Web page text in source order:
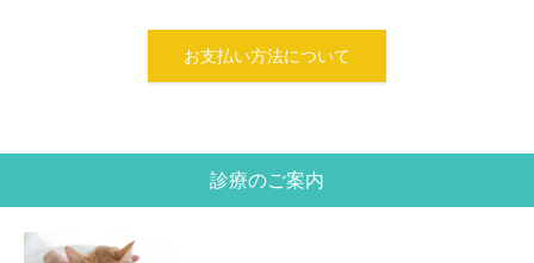
お支払い方法について
診療のご案内